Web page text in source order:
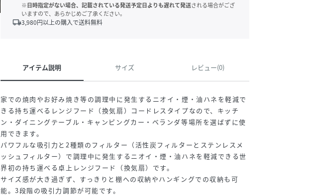
※日時指定がない場合、記載されている発送予定日よりも遅れて発送される場合がござ
いますので、あらかじめご了承ください。
local_shipping3,980円以上の購入で送料無料
アイテム説明 サイズ レビュー(0)
家での焼肉やお好み焼き等の調理中に発生するニオイ・煙・油ハネを軽減で
きる持ち運べるレンジフード（換気扇）コードレスタイプなので、キッチ
ン・ダイニングテーブル・キャンピングカー・ベランダ等場所を選ばずに使
用できます。
パワフルな吸引力と2種類のフィルター（活性炭フィルターとステンレスメ
ッシュフィルター）で調理中に発生するニオイ・煙・油ハネを軽減できる世
界初の持ち運べる卓上レンジフード（換気扇）です。
サイズ感が大き過ぎず、すっきりと棚への収納やハンギングでの収納も可
能。3段階の吸引力調節が可能です。